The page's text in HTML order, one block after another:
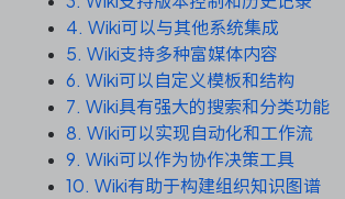
DevOps
资源和工时管理
服务台和工单管理
4. Wiki可以与其他系统集成
5. Wiki支持多种富媒体内容
6. Wiki可以自定义模板和结构
7. Wiki具有强大的搜索和分类功能
8. Wiki可以实现自动化和工作流
9. Wiki可以作为协作决策工具
10. Wiki有助于构建组织知识图谱